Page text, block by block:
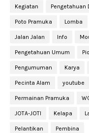
Kegiatan Pengetahuan
Poto Pramuka Lomba
Jalan Jalan Info
Pengetahuan Umum
Pengumuman Karya
Pecinta Alam youtube
Permainan Pramuka
JOTA-JOTI Kelapa
Pelantikan Pembina